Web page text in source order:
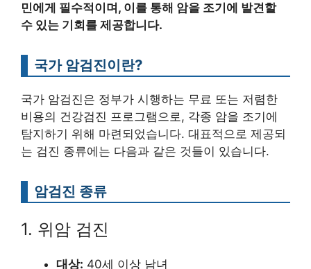
민에게 필수적이며, 이를 통해 암을 조기에 발견할
수 있는 기회를 제공합니다.
국가 암검진이란?
국가 암검진은 정부가 시행하는 무료 또는 저렴한
비용의 건강검진 프로그램으로, 각종 암을 조기에
탐지하기 위해 마련되었습니다. 대표적으로 제공되
는 검진 종류에는 다음과 같은 것들이 있습니다.
암검진 종류
1. 위암 검진
대상: 40세 이상 남녀